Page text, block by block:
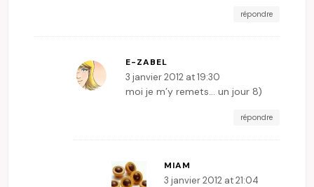
répondre
E-ZABEL
3 janvier 2012 at 19:30
moi je m’y remets… un jour 8)
répondre
MIAM
3 janvier 2012 at 21:04